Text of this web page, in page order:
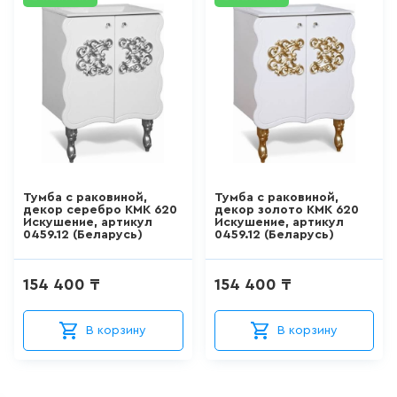
ШТОРКИ СТЕКЛЯННЫЕ
товаров
НАПОЛЬНЫЕ
ОТДЕЛЬНОСТОЯЩИЕ
УНИТАЗЫ
товаров
НАПОЛЬНЫЕ ПРИСТАВНЫЕ
УНИТАЗЫ
41 товаров
ПОДВЕСНЫЕ УНИТАЗЫ
183
80 см
800 мм
800 мм
804 мм
881 мм
960 мм
49.4 см
Тумба с раковиной,
декор серебро КМК 620
Искушение, артикул
0459.12 (Беларусь)
154 400 ₸
В корзину
Тумба с раковиной,
декор золото КМК 620
Искушение, артикул
0459.12 (Беларусь)
154 400 ₸
В корзину